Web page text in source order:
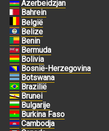
Azerbeidzjan
Bahrein
België
Belize
Benin
Bermuda
Bolivia
Bosnië-Herzegovina
Botswana
Brazilië
Brunei
Bulgarije
Burkina Faso
Cambodja